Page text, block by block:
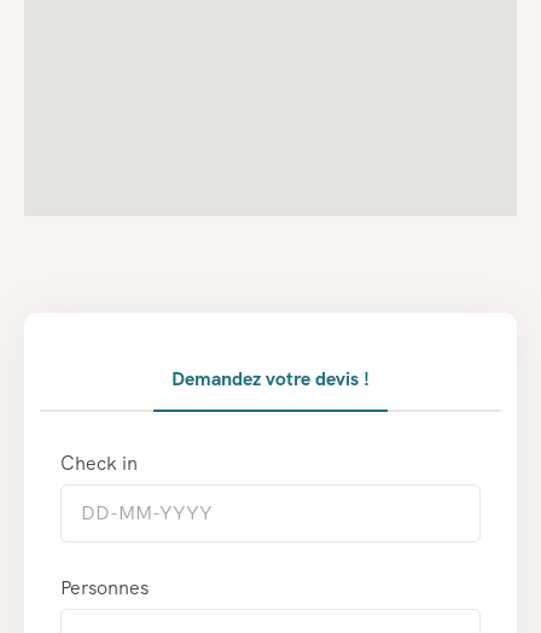
Demandez votre devis !
Check in
Personnes